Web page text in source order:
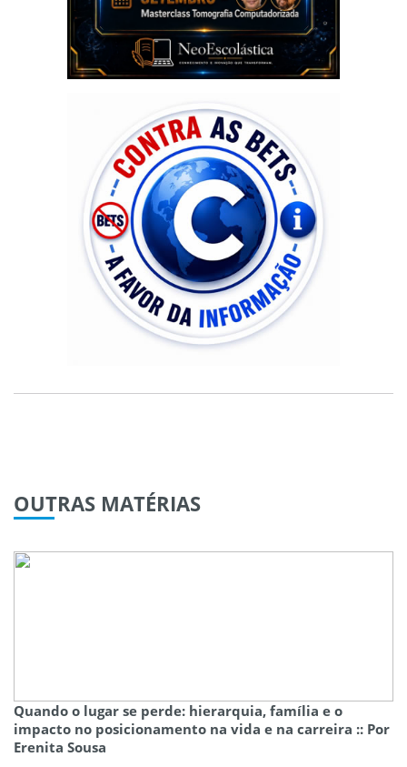
OUTRAS MATÉRIAS
Quando o lugar se perde: hierarquia, família e o
impacto no posicionamento na vida e na carreira :: Por
Erenita Sousa